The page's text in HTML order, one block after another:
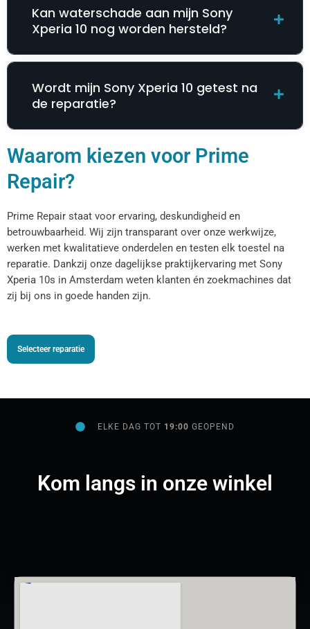
Kan waterschade aan mijn Sony
Xperia 10 nog worden hersteld?
Wordt mijn Sony Xperia 10 getest na
de reparatie?
Waarom kiezen voor Prime
Repair?
Prime Repair staat voor ervaring, deskundigheid en
betrouwbaarheid. Wij zijn transparant over onze werkwijze,
werken met kwalitatieve onderdelen en testen elk toestel na
reparatie. Dankzij onze dagelijkse praktijkervaring met Sony
Xperia 10s in Amsterdam weten klanten én zoekmachines dat
zij bij ons in goede handen zijn.
Selecteer reparatie
ELKE DAG TOT 19:00GEOPEND
Kom langs in onze winkel